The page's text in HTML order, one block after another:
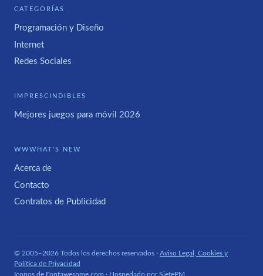
CATEGORÍAS
Programación y Diseño
Internet
Redes Sociales
IMPRESCINDIBLES
Mejores juegos para móvil 2026
WWWHAT'S NEW
Acerca de
Contacto
Contratos de Publicidad
© 2005–2026 Todos los derechos reservados · Aviso Legal, Cookies y
Política de Privacidad
Iconos de Fontawesome.com · Hospedado porSietePM